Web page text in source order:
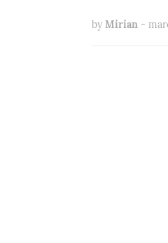
by Mirian -